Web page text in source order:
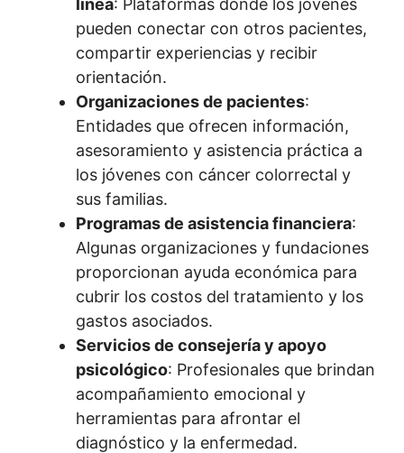
pueden conectar con otros pacientes,
compartir experiencias y recibir
orientación.
Organizaciones de pacientes:
Entidades que ofrecen información,
asesoramiento y asistencia práctica a
los jóvenes con cáncer colorrectal y
sus familias.
Programas de asistencia financiera:
Algunas organizaciones y fundaciones
proporcionan ayuda económica para
cubrir los costos del tratamiento y los
gastos asociados.
Servicios de consejería y apoyo
psicológico: Profesionales que brindan
acompañamiento emocional y
herramientas para afrontar el
diagnóstico y la enfermedad.